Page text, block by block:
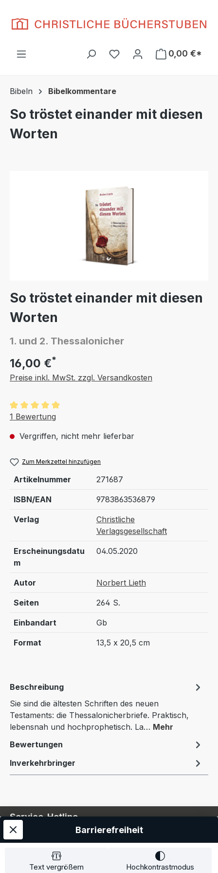
Du hast 0 Produkte auf
0,00 €*
Bibeln Bibelkommentare
So tröstet einander mit diesen
Worten
So tröstet einander mit diesen
Worten
1. und 2. Thessalonicher
16,00 €*
Preise inkl. MwSt. zzgl. Versandkosten
Durchschnittliche Bewertung von 5 von 5 Sternen
1 Bewertung
Vergriffen, nicht mehr lieferbar
Zum Merkzettel hinzufügen
Artikelnummer 271687
ISBN/EAN 9783863536879
Verlag
Christliche
Verlagsgesellschaft
Erscheinungsdatu
m
04.05.2020
Autor Norbert Lieth
Seiten 264 S.
Einbandart Gb
Format 13,5 x 20,5 cm
Beschreibung
Sie sind die ältesten Schriften des neuen
Testaments: die Thessalonicherbriefe. Praktisch,
lebensnah und hochprophetisch. La… Mehr
Bewertungen
Inverkehrbringer
Service-Hotline
Service
Information
Text vergrößern Hochkontrastmodus
Barrierefreiheit